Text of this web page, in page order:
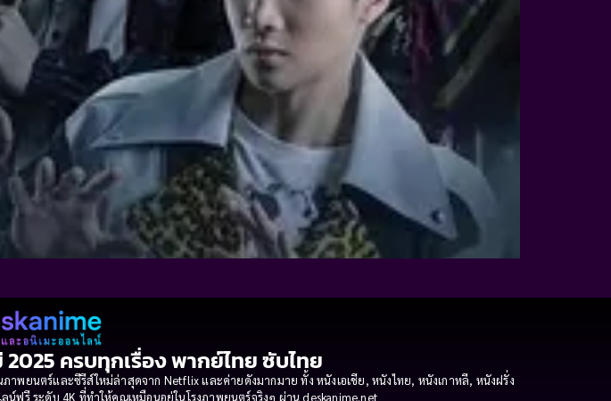
ครบทุกเรื่อง พากย์ไทย ซับไทย
พยนตร์และซีรีส์ใหม่ล่าสุดจาก Netflix และค่ายดังมากมาย ทั้ง หนังเอเชีย, หนังไทย, หนังเกาหลี, หนังฝรั่ง
รี ระดับ 4K ที่ทำให้คุณเหมือนอยู่ในโรงภาพยนตร์จริงๆ ผ่าน deskanime.net